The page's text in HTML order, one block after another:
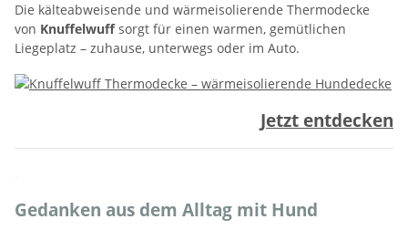
Die kälteabweisende und wärmeisolierende Thermodecke
von Knuffelwuffsorgt für einen warmen, gemütlichen
Liegeplatz – zuhause, unterwegs oder im Auto.
Jetzt entdecken
Gedanken aus dem Alltag mit Hund